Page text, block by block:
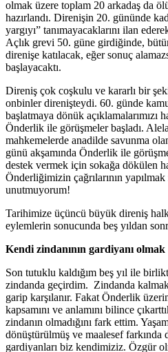
olmak üzere toplam 20 arkadaş da
hazırlandı. Direnişin 20. gününde
yargıyı” tanımayacaklarını ilan
Açlık grevi 50. güne girdiğinde,
direnişe katılacak, eğer sonuç
başlayacaktı.
Direniş çok coşkulu ve kararlı bir
onbinler direnişteydi. 60. günde
başlatmaya dönük açıklamalarımızı
Önderlik ile görüşmeler başladı.
mahkemelerde anadilde savunma
günü akşamında Önderlik ile
destek vermek için sokağa dökülen
Önderliğimizin çağrılarının yapılmak
unutmuyorum!
Tarihimize üçüncü büyük direniş
eylemlerin sonucunda beş yıldan
Kendi zindanının gardiyanı olmak
Son tutuklu kaldığım beş yıl ile
zindanda geçirdim. Zindanda
garip karşılanır. Fakat Önderlik
kapsamını ve anlamını bilince
zindanın olmadığını fark ettim.
dönüştürülmüş ve maalesef farkında
gardiyanları biz kendimiziz. Özgür